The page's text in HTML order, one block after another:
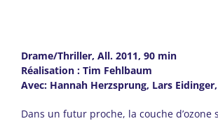
Drame/Thriller, All. 2011, 90 min
Réalisation : Tim Fehlbaum
Avec: Hannah Herzsprung, Lars
Dans un futur proche, la couche d’ozone